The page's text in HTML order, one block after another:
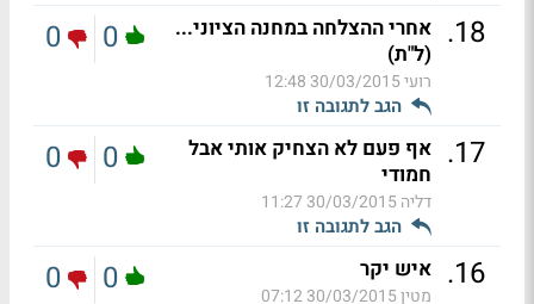
18
. אחרי ההצלחה במחנה הציוני...
(ל"ת)
רועי30/03/2015 12:48
הגב לתגובה זו
0
0
17
. אף פעם לא הצחיק אותי אבל
חמודי
דליה30/03/2015 11:27
הגב לתגובה זו
0
0
16
. איש יקר
מטין30/03/2015 07:12
0
0